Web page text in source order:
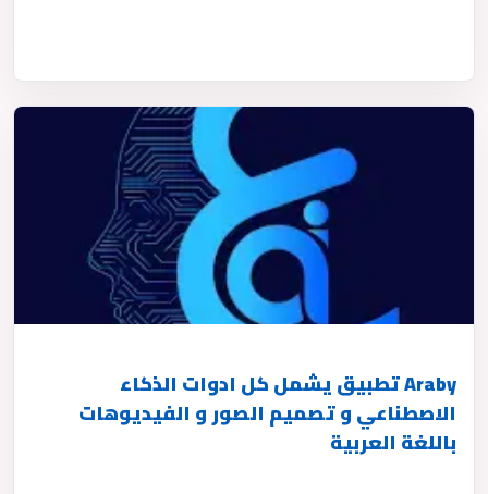
Araby تطبيق يشمل كل ادوات الذكاء
الاصطناعي و تصميم الصور و الفيديوهات
باللغة العربية